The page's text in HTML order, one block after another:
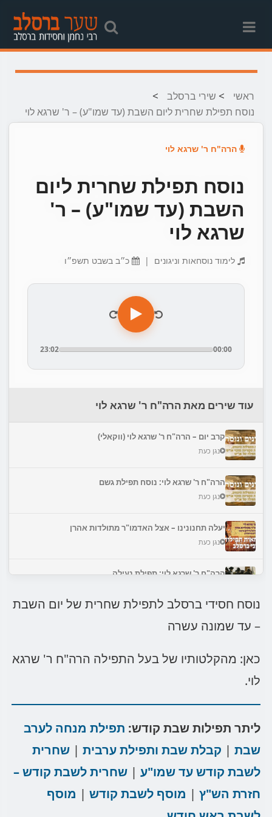
ראשי > שירי ברסלב >
נוסח תפילת שחרית ליום השבת (עד שמו"ע) – ר' שרגא לוי
הרה"ח ר' שרגא לוי
נוסח תפילת שחרית ליום
השבת (עד שמו"ע) – ר'
שרגא לוי
לימוד נוסחאות וניגונים | כ״ב בשבט תשפ״ו
00:00
23:02
עוד שירים מאת הרה"ח ר' שרגא לוי
קרב יום – הרה"ח ר' שרגא לוי (ווקאלי)
נגן כעת
הרה"ח ר' שרגא לוי: נוסח תפילת גשם
נגן כעת
יעלה תחנונינו – אצל האדמו"ר מתולדות אהרן
נגן כעת
הרה"ח ר' שרגא לוי: תפילת נעילה
נגן כעת
נוסח חסידי ברסלב לתפילת שחרית של יום השבת
– עד שמונה עשרה
כאן: מהקלטותיו של בעל התפילה הרה"ח ר' שרגא
לוי.
ליתר תפילות שבת קודש: תפילת מנחה לערב
שבת | קבלת שבת ותפילת ערבית | שחרית
לשבת קודש עד שמו"ע | שחרית לשבת קודש –
חזרת הש"ץ | מוסף לשבת קודש | מוסף